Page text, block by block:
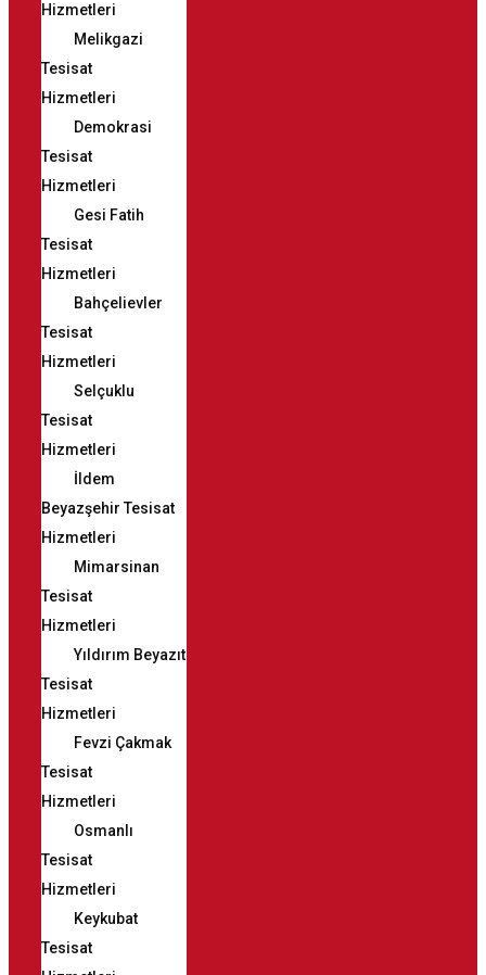
Hizmetleri
Melikgazi
Tesisat
Hizmetleri
Demokrasi
Tesisat
Hizmetleri
Gesi Fatih
Tesisat
Hizmetleri
Bahçelievler
Tesisat
Hizmetleri
Selçuklu
Tesisat
Hizmetleri
İldem
Beyazşehir Tesisat
Hizmetleri
Mimarsinan
Tesisat
Hizmetleri
Yıldırım Beyazıt
Tesisat
Hizmetleri
Fevzi Çakmak
Tesisat
Hizmetleri
Osmanlı
Tesisat
Hizmetleri
Keykubat
Tesisat